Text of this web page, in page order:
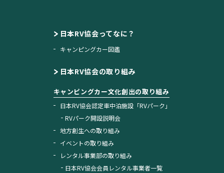
日本RV協会ってなに？
キャンピングカー図鑑
日本RV協会の取り組み
キャンピングカー文化創出の取り組み
日本RV協会認定車中泊施設「RVパーク」
RVパーク開設説明会
地方創生への取り組み
イベントの取り組み
レンタル事業部の取り組み
日本RV協会会員レンタル事業者一覧